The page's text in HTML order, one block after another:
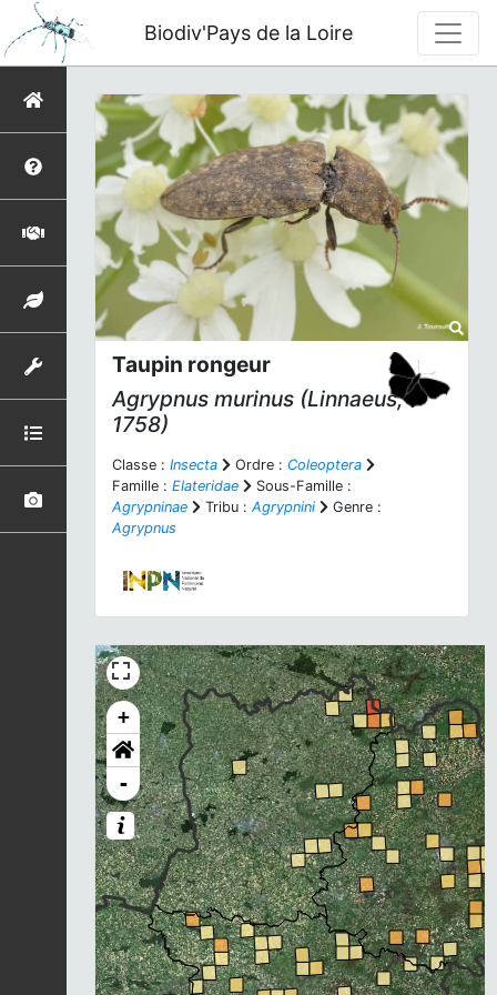
Biodiv'Pays de la Loire
Taupin rongeur
Agrypnus murinus (Linnaeus,
1758)
Classe : Insecta Ordre : Coleoptera
Famille : Elateridae
Sous-Famille :
Agrypninae
Tribu : Agrypnini
Genre :
Agrypnus
+
-